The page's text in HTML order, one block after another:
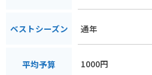
ベストシーズン 通年
平均予算 1000円